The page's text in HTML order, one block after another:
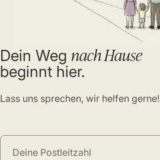
Dein Wegnach Hause
beginnt hier.
Lass uns sprechen, wir helfen gerne!